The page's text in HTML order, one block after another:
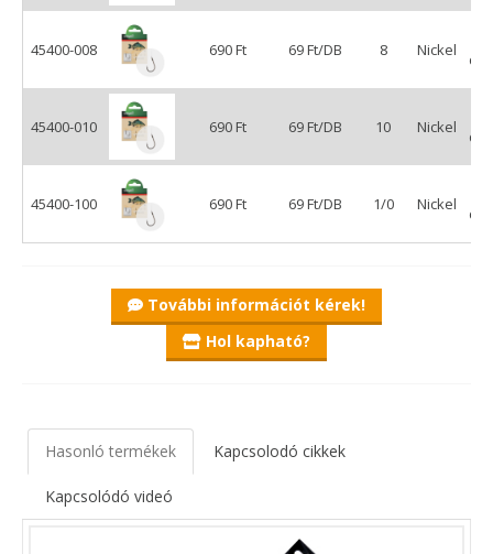
45400-008 690 Ft 69 Ft/DB 8 Nickel
45400-010 690 Ft 69 Ft/DB 10 Nickel
45400-100 690 Ft 69 Ft/DB 1/0 Nickel
További információt kérek!
Hol kapható?
Hasonló termékek Kapcsolodó cikkek
Kapcsolódó videó